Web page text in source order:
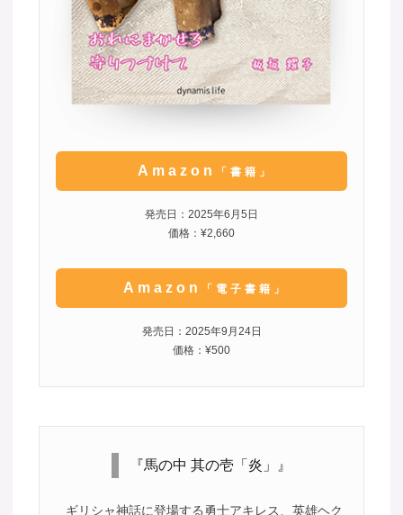
Amazon 「書籍」
発売日：2025年6月5日
価格：¥2,660
Amazon 「電子書籍」
発売日：2025年9月24日
価格：¥500
『馬の中 其の壱「炎」』
ギリシャ神話に登場する勇士アキレス、英雄ヘク